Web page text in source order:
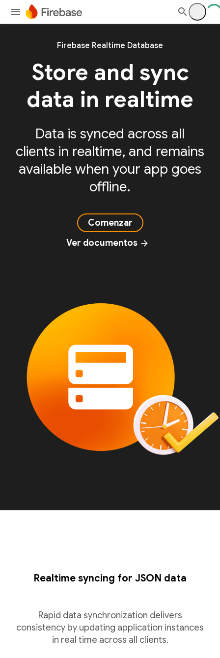
Firebase Realtime Database
Store and sync
data in realtime
Data is synced across all
clients in realtime, and remains
available when your app goes
offline.
Comenzar
Ver documentos arrow_forward
Realtime syncing for JSON data
Rapid data synchronization delivers
consistency by updating application instances
in real time across all clients.